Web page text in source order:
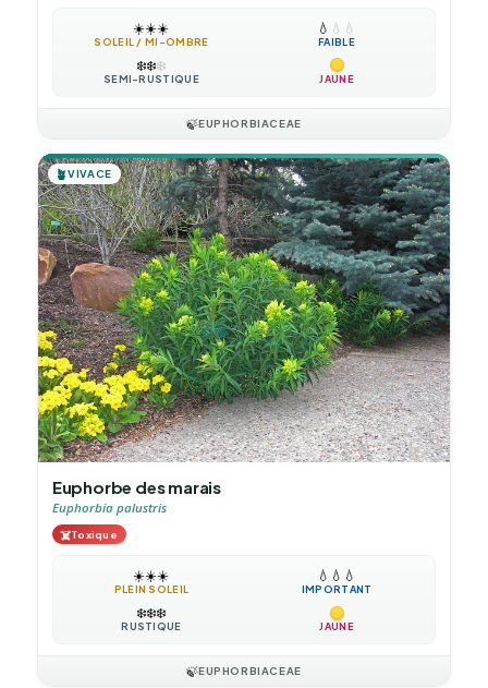
☀️☀️☀️
SOLEIL / MI-OMBRE
💧 💧 💧
FAIBLE
❄️❄️❄️
SEMI-RUSTIQUE JAUNE
🍃EUPHORBIACEAE
🪴VIVACE
Euphorbe des marais
Euphorbia palustris
☠️Toxique
☀️☀️☀️
PLEIN SOLEIL
💧 💧 💧
IMPORTANT
❄️❄️❄️
RUSTIQUE JAUNE
🍃EUPHORBIACEAE